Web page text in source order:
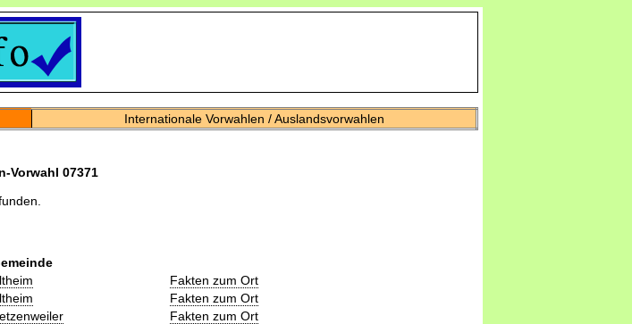
Internationale Vorwahlen / Auslandsvorwahlen
Vorwahl 07371
Fakten zum Ort
Fakten zum Ort
Fakten zum Ort